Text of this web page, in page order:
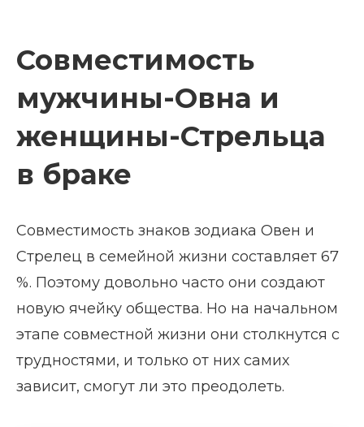
Совместимость
мужчины-Овна и
женщины-Стрельца
в браке
Совместимость знаков зодиака Овен и
Стрелец в семейной жизни составляет 67
%. Поэтому довольно часто они создают
новую ячейку общества. Но на начальном
этапе совместной жизни они столкнутся с
трудностями, и только от них самих
зависит, смогут ли это преодолеть.